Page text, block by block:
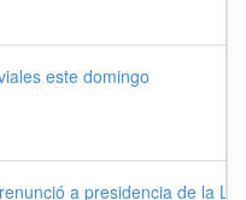
este domingo
a presidencia de la